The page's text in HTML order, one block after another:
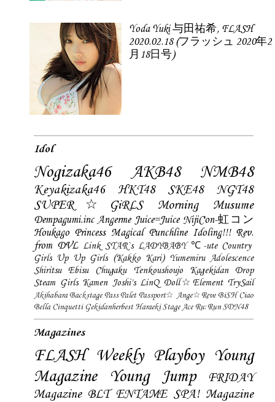
Yoda Yuki 与田祐希, FLASH
2020.02.18 (フラッシュ 2020年2
月18日号)
Idol
Nogizaka46 AKB48 NMB48
Keyakizaka46 HKT48 SKE48
NGT48
SUPER☆GiRLS
Morning Musume
Dempagumi.inc Angerme Juice=Juice NijiCon-虹コン
Houkago Princess Magical Punchline Idoling!!! Rev.
from DVL Link STAR`s LADYBABY ℃-ute Country
Girls Up Up Girls (Kakko Kari) Yumemiru Adolescence
Shiritsu Ebisu Chugaku
Tenkoushoujo Kagekidan
Drop
Steam Girls Kamen Joshi's LinQ Doll☆Element TrySail
Akihabara Backstage Pass Palet Passport☆ Ange☆Reve BiSH Ciao
Bella Cinquetti Gekidanherbest Haraeki Stage Ace Ru:Run SDN48
Magazines
FLASH Weekly Playboy Young
Magazine
Young Jump
FRIDAY
Magazine BLT ENTAME SPA! Magazine